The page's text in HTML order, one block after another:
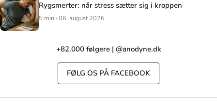
Rygsmerter: når stress sætter sig i kroppen
5 min · 06. august 2026
+82.000 følgere | @anodyne.dk
FØLG OS PÅ FACEBOOK